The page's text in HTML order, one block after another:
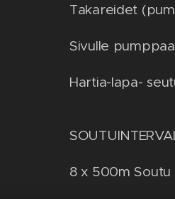
Takareidet
Sivulle
Hartia-lapa-
8 x 500m Soutu